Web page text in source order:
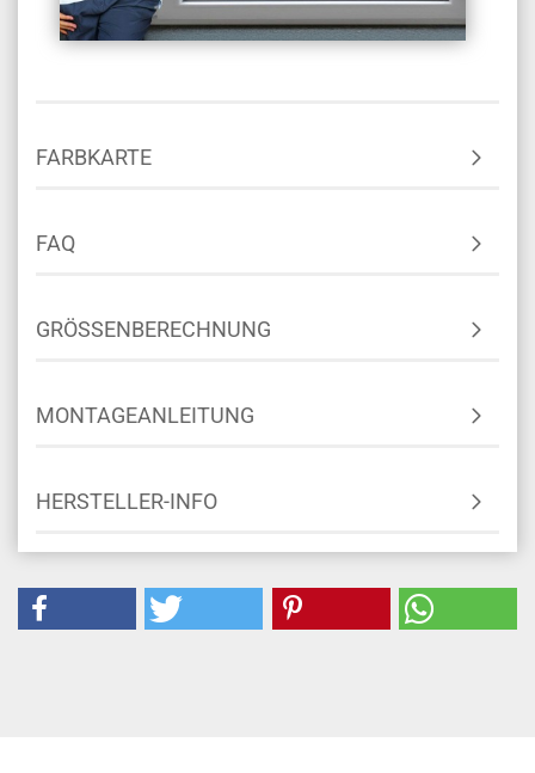
FARBKARTE
FAQ
GRÖSSENBERECHNUNG
MONTAGEANLEITUNG
HERSTELLER-INFO